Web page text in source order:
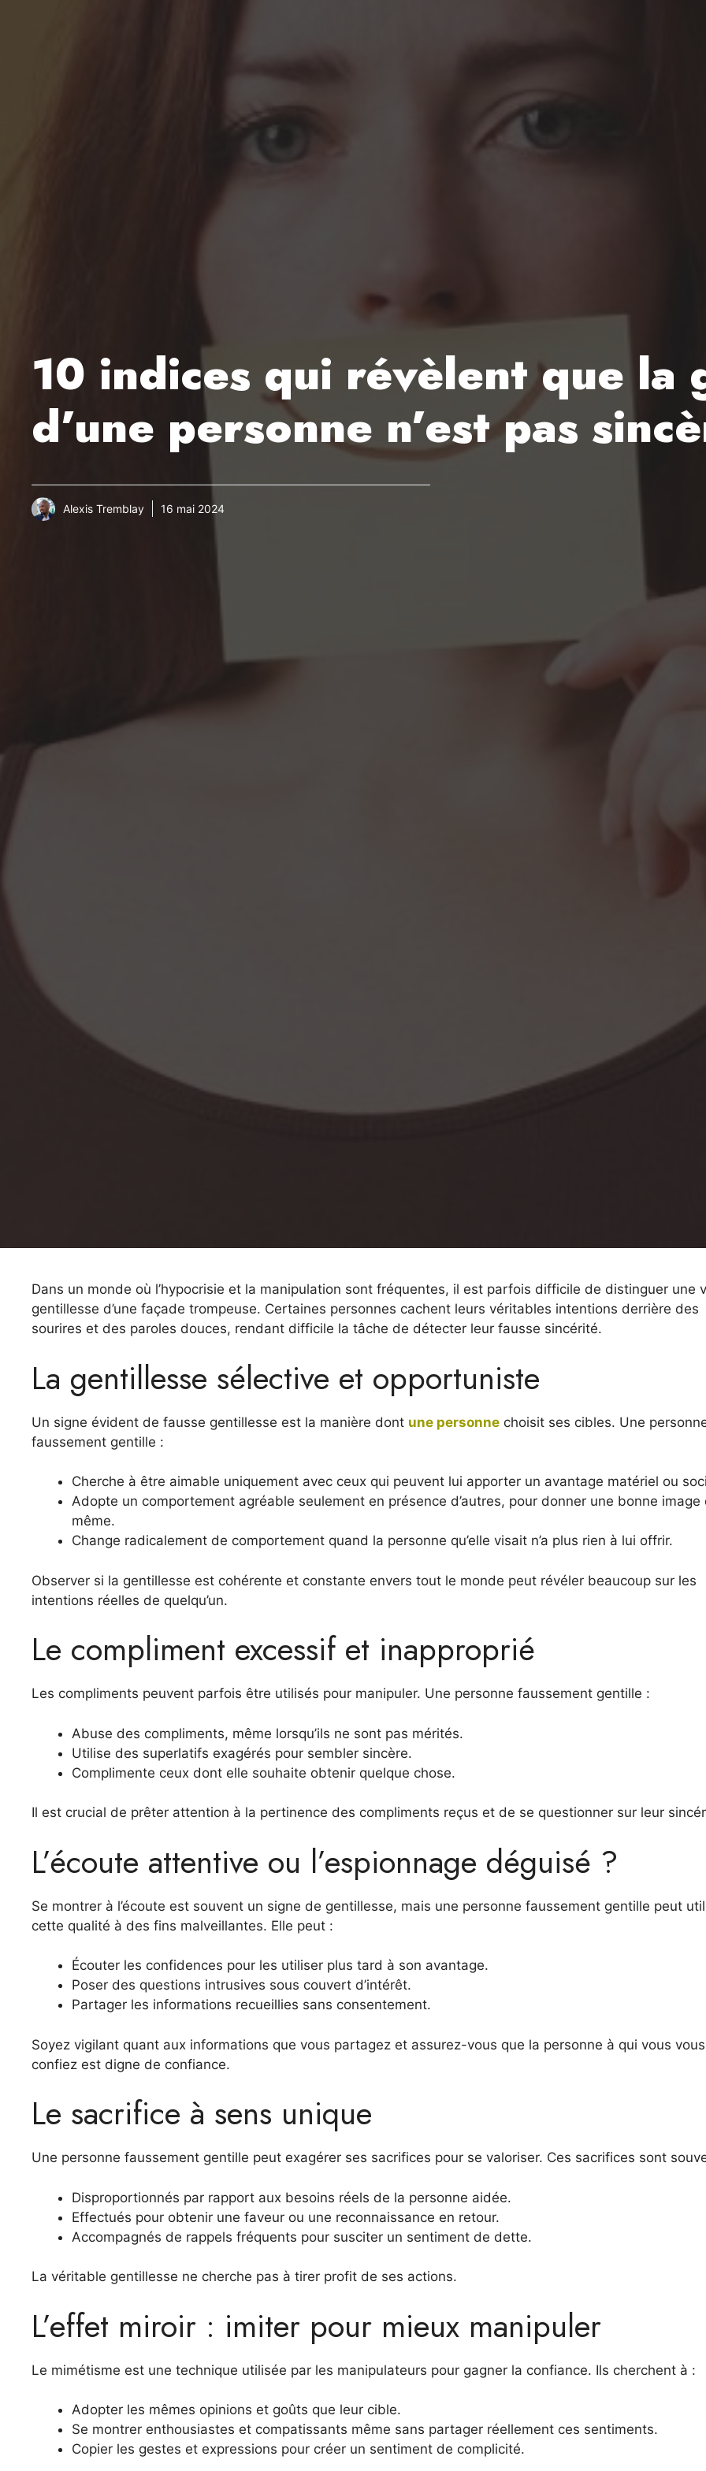
10 indices qui révèlent que la
d’une personne n’est pas
Alexis Tremblay 16 mai 2024
Dans un monde où l’hypocrisie et la manipulation sont fréquentes, il est parfois difficile de distinguer une
gentillesse d’une façade trompeuse. Certaines personnes cachent leurs véritables intentions derrière des
sourires et des paroles douces, rendant difficile la tâche de détecter leur fausse sincérité.
La gentillesse sélective et opportuniste
Un signe évident de fausse gentillesse est la manière dont une personne choisit ses cibles. Une
faussement gentille :
Cherche à être aimable uniquement avec ceux qui peuvent lui apporter un avantage matériel ou
Adopte un comportement agréable seulement en présence d’autres, pour donner une bonne image
même.
Change radicalement de comportement quand la personne qu’elle visait n’a plus rien à lui offrir.
Observer si la gentillesse est cohérente et constante envers tout le monde peut révéler beaucoup sur les
intentions réelles de quelqu’un.
Le compliment excessif et inapproprié
Les compliments peuvent parfois être utilisés pour manipuler. Une personne faussement gentille :
Abuse des compliments, même lorsqu’ils ne sont pas mérités.
Utilise des superlatifs exagérés pour sembler sincère.
Complimente ceux dont elle souhaite obtenir quelque chose.
Il est crucial de prêter attention à la pertinence des compliments reçus et de se questionner sur leur
L’écoute attentive ou l’espionnage déguisé ?
Se montrer à l’écoute est souvent un signe de gentillesse, mais une personne faussement gentille peut
cette qualité à des fins malveillantes. Elle peut :
Écouter les confidences pour les utiliser plus tard à son avantage.
Poser des questions intrusives sous couvert d’intérêt.
Partager les informations recueillies sans consentement.
Soyez vigilant quant aux informations que vous partagez et assurez-vous que la personne à qui vous vous
confiez est digne de confiance.
Le sacrifice à sens unique
Une personne faussement gentille peut exagérer ses sacrifices pour se valoriser. Ces sacrifices sont
Disproportionnés par rapport aux besoins réels de la personne aidée.
Effectués pour obtenir une faveur ou une reconnaissance en retour.
Accompagnés de rappels fréquents pour susciter un sentiment de dette.
La véritable gentillesse ne cherche pas à tirer profit de ses actions.
L’effet miroir : imiter pour mieux manipuler
Le mimétisme est une technique utilisée par les manipulateurs pour gagner la confiance. Ils cherchent à :
Adopter les mêmes opinions et goûts que leur cible.
Se montrer enthousiastes et compatissants même sans partager réellement ces sentiments.
Copier les gestes et expressions pour créer un sentiment de complicité.